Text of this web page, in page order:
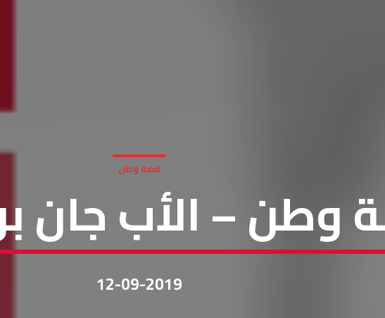
قصة وطن
وطن – الأب جان
12-09-2019